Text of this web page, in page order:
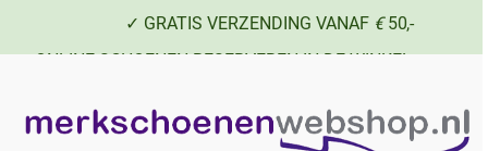
✓ GRATIS VERZENDING VANAF €50,-
✓ ONLINE SCHOENEN RESERVEREN IN DE WINKEL